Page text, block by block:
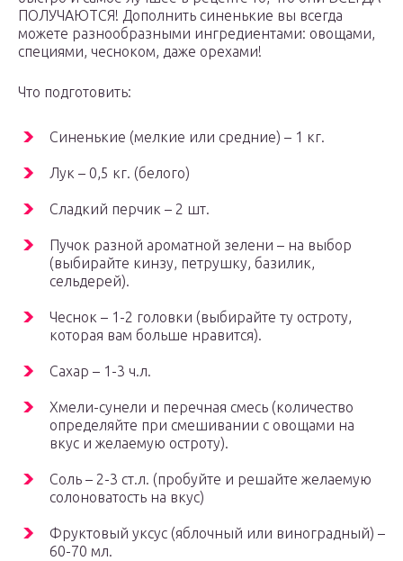
ПОЛУЧАЮТСЯ! Дополнить синенькие вы всегда
можете разнообразными ингредиентами: овощами,
специями, чесноком, даже орехами!
Что подготовить:
Синенькие (мелкие или средние) – 1 кг.
Лук – 0,5 кг. (белого)
Сладкий перчик – 2 шт.
Пучок разной ароматной зелени – на выбор
(выбирайте кинзу, петрушку, базилик,
сельдерей).
Чеснок – 1-2 головки (выбирайте ту остроту,
которая вам больше нравится).
Сахар – 1-3 ч.л.
Хмели-сунели и перечная смесь (количество
определяйте при смешивании с овощами на
вкус и желаемую остроту).
Соль – 2-3 ст.л. (пробуйте и решайте желаемую
солоноватость на вкус)
Фруктовый уксус (яблочный или виноградный) –
60-70 мл.